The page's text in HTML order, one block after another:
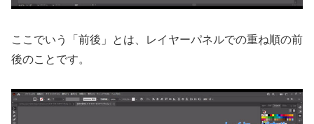
ここでいう「前後」とは、レイヤーパネルでの重ね順の前
後のことです。